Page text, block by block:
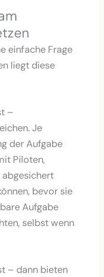
einfache Frage
liegt diese
–
Je
der Aufgabe
Piloten,
bevor sie
Aufgabe
selbst wenn
– dann bieten